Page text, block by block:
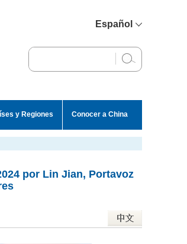
Español
English
y Regiones Conocer a China
por Lin Jian, Portavoz